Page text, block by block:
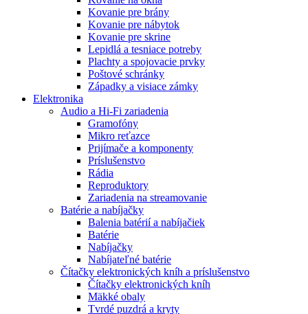
Kovanie pre brány
Kovanie pre nábytok
Kovanie pre skrine
Lepidlá a tesniace potreby
Plachty a spojovacie prvky
Poštové schránky
Západky a visiace zámky
Elektronika
Audio a Hi-Fi zariadenia
Gramofóny
Mikro reťazce
Prijímače a komponenty
Príslušenstvo
Rádia
Reproduktory
Zariadenia na streamovanie
Batérie a nabíjačky
Balenia batérií a nabíjačiek
Batérie
Nabíjačky
Nabíjateľné batérie
Čítačky elektronických kníh a príslušenstvo
Čítačky elektronických kníh
Mäkké obaly
Tvrdé puzdrá a kryty